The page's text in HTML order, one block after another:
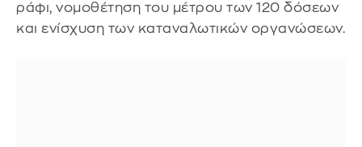
ράφι, νομοθέτηση του μέτρου των 120 δόσεων
και ενίσχυση των καταναλωτικών οργανώσεων.